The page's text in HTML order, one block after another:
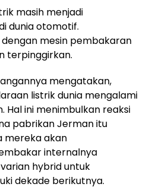
masih menjadi
dunia otomotif.
mesin pembakaran
terpinggirkan.
mengatakan,
listrik dunia mengalami
Hal ini menimbulkan reaksi
pabrikan Jerman itu
mereka akan
internalnya
hybrid untuk
dekade berikutnya.